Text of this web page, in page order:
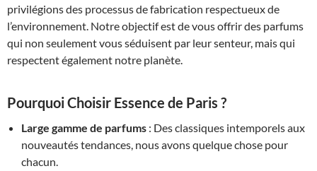
privilégions des processus de fabrication respectueux de
l’environnement. Notre objectif est de vous offrir des parfums
qui non seulement vous séduisent par leur senteur, mais qui
respectent également notre planète.
Pourquoi Choisir Essence de Paris ?
Large gamme de parfums : Des classiques intemporels aux
nouveautés tendances, nous avons quelque chose pour
chacun.